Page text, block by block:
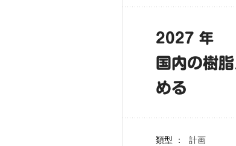
2027 年
国内の樹
める
類型 ：
計画